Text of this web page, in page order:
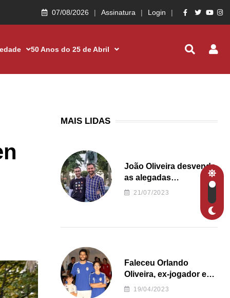
07/08/2026 Assinatura Login
50 Anos do 25 de Abril
MAIS LIDAS
João Oliveira desvenda
as alegadas
irregularidades da
Junta de Freguesia S.
21/07/2023
Faleceu Orlando
Oliveira, ex-jogador e
treinador da formação
19/04/2023